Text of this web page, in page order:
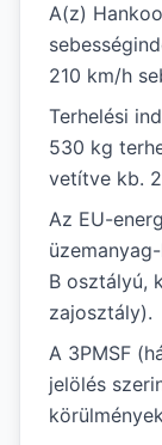
A(z)
210 km/h
Terhelési
530 kg
vetítve kb.
Az EU-
B osztályú,
zajosztály).
A 3PMSF
jelölés